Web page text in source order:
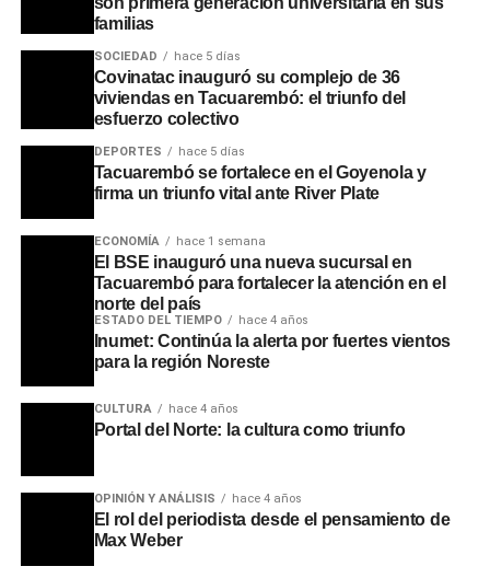
los autores materiales del hecho. El análisis pericial de
los 18 teléfonos celulares incautados será determinante
para el avance de las pesquisas en las próximas
Portal del Norte
familias
SOCIEDAD hace 5 días
Covinatac inauguró su complejo de 36
viviendas en Tacuarembó: el triunfo del
esfuerzo colectivo
DEPORTES hace 5 días
Tacuarembó se fortalece en el Goyenola y
firma un triunfo vital ante River Plate
ECONOMÍA hace 1 semana
El BSE inauguró una nueva sucursal en
Tacuarembó para fortalecer la atención en el
norte del país
ESTADO DEL TIEMPO hace 4 años
Inumet: Continúa la alerta por fuertes vientos
para la región Noreste
CULTURA hace 4 años
Portal del Norte: la cultura como triunfo
OPINIÓN Y ANÁLISIS hace 4 años
El rol del periodista desde el pensamiento de
Max Weber